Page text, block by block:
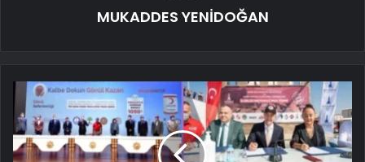
MUKADDES YENİDOĞAN